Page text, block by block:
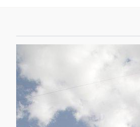
ayuda
a
la
navegación